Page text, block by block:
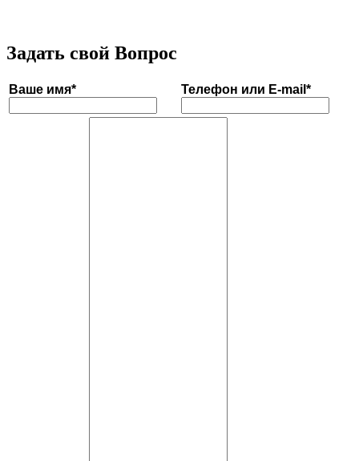
Задать свой Вопрос
Ваше имя* Телефон или E-mail*